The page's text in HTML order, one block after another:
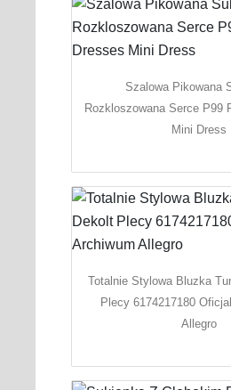
Szalowa Pikowana
Rozkloszowana Serce P99
Mini Dress
Totalnie Stylowa Bluzka
Plecy 6174217180
Allegro